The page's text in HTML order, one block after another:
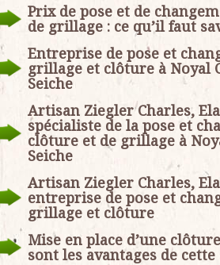
Prix de pose et de
de grillage : ce qu’il faut
Entreprise de pose et
grillage et clôture à Noyal
Seiche
Artisan Ziegler Charles,
spécialiste de la pose et
clôture et de grillage à
Seiche
Artisan Ziegler Charles,
entreprise de pose et
grillage et clôture
Mise en place d’une
sont les avantages de